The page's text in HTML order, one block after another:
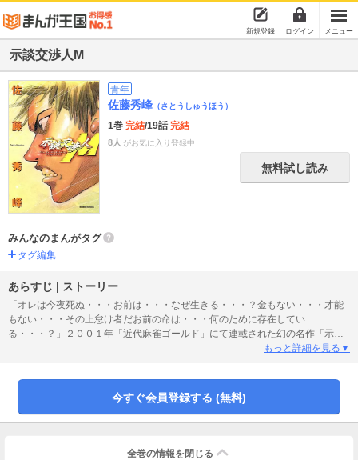
新規登録 ログイン メニュー
示談交渉人M
青年
佐藤秀峰 （さとうしゅうほう）
1巻 完結/19話完結
8人 がお気に入り登録中
無料試し読み
みんなのまんがタグ
タグ編集
あらすじ | ストーリー
「オレは今夜死ぬ・・・お前は・・・なぜ生きる・・・？金もない・・・才能
もない・・・その上怠け者だお前の命は・・・何のために存在してい
る・・・？」２００１年「近代麻雀ゴールド」にて連載された幻の名作「示談
もっと詳細を見る▼
今すぐ会員登録する (無料)
全巻の情報を 閉じる